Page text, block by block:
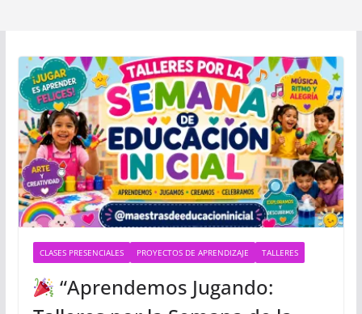
CLASES PRESENCIALES PROYECTOS DE APRENDIZAJE TALLERES
“Aprendemos Jugando: